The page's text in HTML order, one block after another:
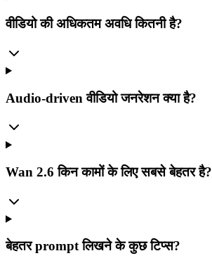
वीडियो की अधिकतम अवधि कितनी है?
Audio-driven वीडियो जनरेशन क्या है?
Wan 2.6 किन कामों के लिए सबसे बेहतर है?
बेहतर prompt लिखने के कुछ टिप्स?